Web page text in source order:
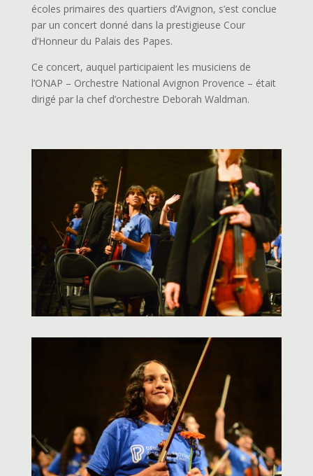
écoles primaires des quartiers d’Avignon, s’est conclue
par un concert donné dans la prestigieuse Cour
d’Honneur du Palais des Papes.
Ce concert, auquel participaient les musiciens de
l’ONAP – Orchestre National Avignon Provence – était
dirigé par la chef d’orchestre Deborah Waldman.